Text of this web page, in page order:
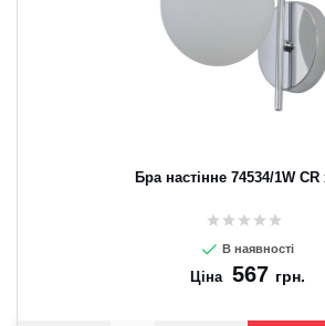
Бра настінне 74534/1W
В наявності
Ціна 567 грн.